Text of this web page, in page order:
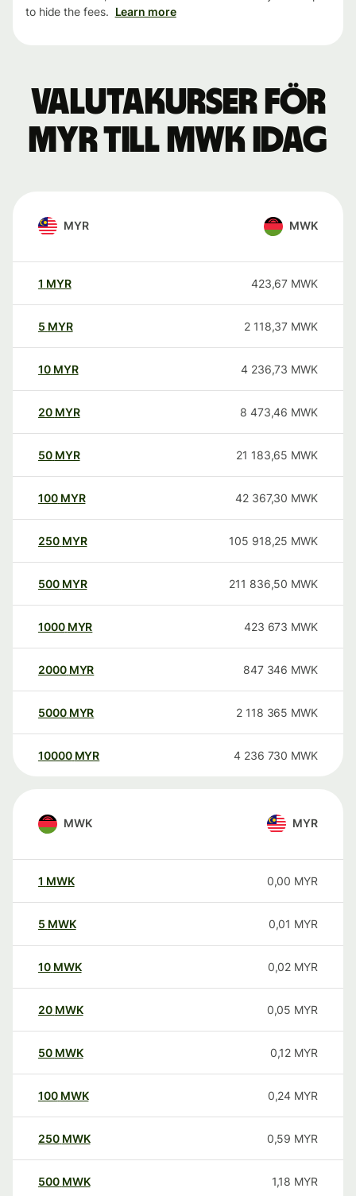
to hide the fees. Learn more
Valutakurser för
MYR till MWK idag
MYR MWK
1 MYR 423,67 MWK
5 MYR 2 118,37 MWK
10 MYR 4 236,73 MWK
20 MYR 8 473,46 MWK
50 MYR 21 183,65 MWK
100 MYR 42 367,30 MWK
250 MYR 105 918,25 MWK
500 MYR 211 836,50 MWK
1000 MYR 423 673 MWK
2000 MYR 847 346 MWK
5000 MYR 2 118 365 MWK
10000 MYR 4 236 730 MWK
MWK MYR
1 MWK 0,00 MYR
5 MWK 0,01 MYR
10 MWK 0,02 MYR
20 MWK 0,05 MYR
50 MWK 0,12 MYR
100 MWK 0,24 MYR
250 MWK 0,59 MYR
500 MWK 1,18 MYR